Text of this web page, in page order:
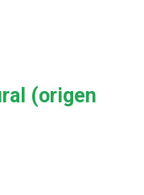
(origen